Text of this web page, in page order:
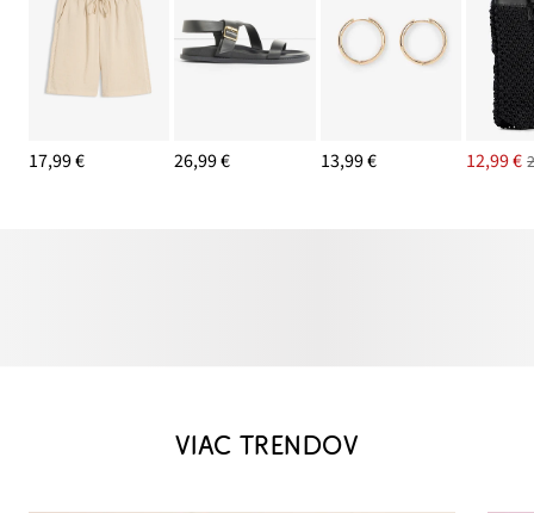
17,99 € 26,99 € 13,99 € 12,99 €
VIAC TRENDOV